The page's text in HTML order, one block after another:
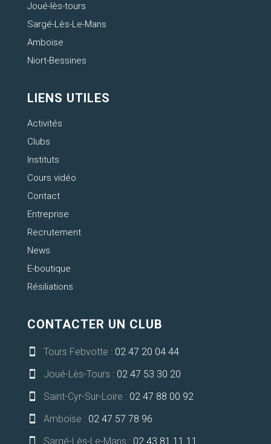
Joué-lès-tours
Sargé-Lès-Le-Mans
Amboise
Niort-Bessines
LIENS UTILES
Activités
Clubs
Instituts
Cours vidéo
Contact
Entreprise
Recrutement
News
E-boutique
Résiliations
CONTACTER UN CLUB
 Tours Febvotte : 02 47 20 04 44
 Joué-Lès-Tours : 02 47 53 30 20
 Saint-Cyr-Sur-Loire : 02 47 88 00 92
 Amboise : 02 47 57 78 96
 Sargé-Lès-Le-Mans : 02 43 81 11 11